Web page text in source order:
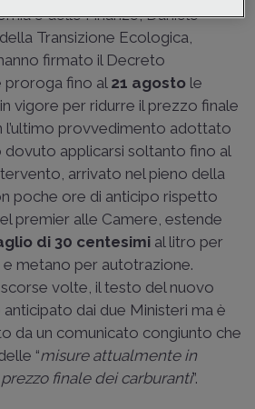
e delle Finanze, Daniele
Transizione Ecologica,
firmato il Decreto
proroga fino al 21 agosto le
vigore per ridurre il prezzo finale
l’ultimo provvedimento adottato
dovuto applicarsi soltanto fino al
arrivato nel pieno della
poche ore di anticipo rispetto
premier alle Camere, estende
di 30 centesimi al litro per
e metano per autotrazione.
volte, il testo del nuovo
dai due Ministeri ma è
da un comunicato congiunto che
“misure attualmente in
finale dei carburanti”.